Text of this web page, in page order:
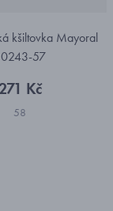
kšiltovka Mayoral
57
Kč
58